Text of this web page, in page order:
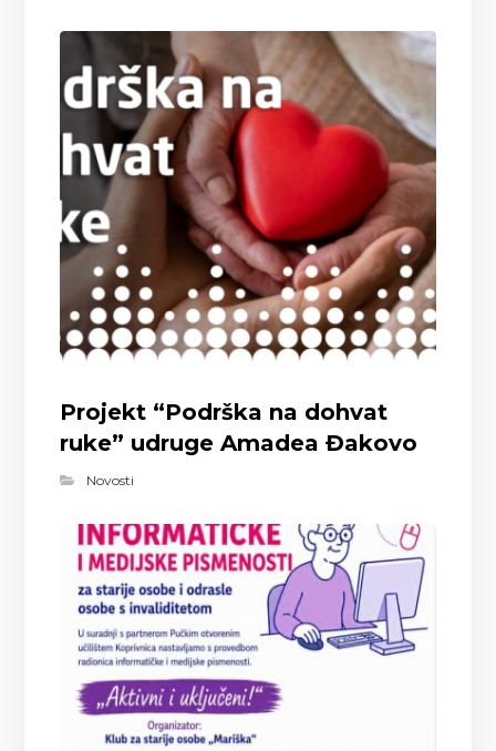
Projekt “Podrška na dohvat
ruke” udruge Amadea Đakovo
Novosti